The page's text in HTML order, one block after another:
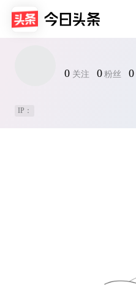
0 关注 0 粉丝 0
IP：